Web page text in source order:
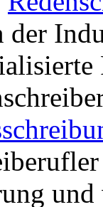
der
und